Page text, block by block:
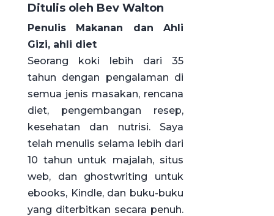
Ditulis oleh Bev Walton
Penulis Makanan dan Ahli
Gizi, ahli diet
Seorang koki lebih dari 35
tahun dengan pengalaman di
semua jenis masakan, rencana
diet, pengembangan resep,
kesehatan dan nutrisi. Saya
telah menulis selama lebih dari
10 tahun untuk majalah, situs
web, dan ghostwriting untuk
ebooks, Kindle, dan buku-buku
yang diterbitkan secara penuh.